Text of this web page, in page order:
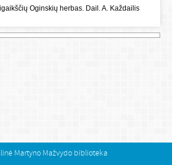
Martyno Mažvydo biblioteka